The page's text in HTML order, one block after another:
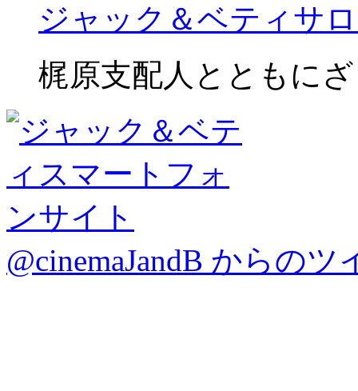
ジャック＆ベティサ
梶原支配人とともに
@cinemaJandB からのツ